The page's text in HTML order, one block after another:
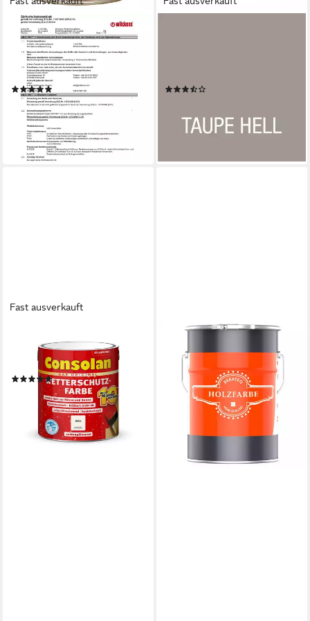
WILCKENS FARBEN
Wetterschutzfarbe
Wetterschutzfarbe - 0.75
Liter
ab 18,39 €
(24,52 €/ 1 l)
lieferbar - in 2-3 Werktagen bei dir
+3
+10
Fast ausverkauft
Wetterschutzfarbe Consolan
Wetterschutzfarbe 2,5 l
(13)
44,90 €
(17,96 €/ 1 l)
lieferbar - in 2-3 Werktagen bei dir
+1